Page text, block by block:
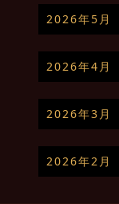
2026年5月
2026年4月
2026年3月
2026年2月